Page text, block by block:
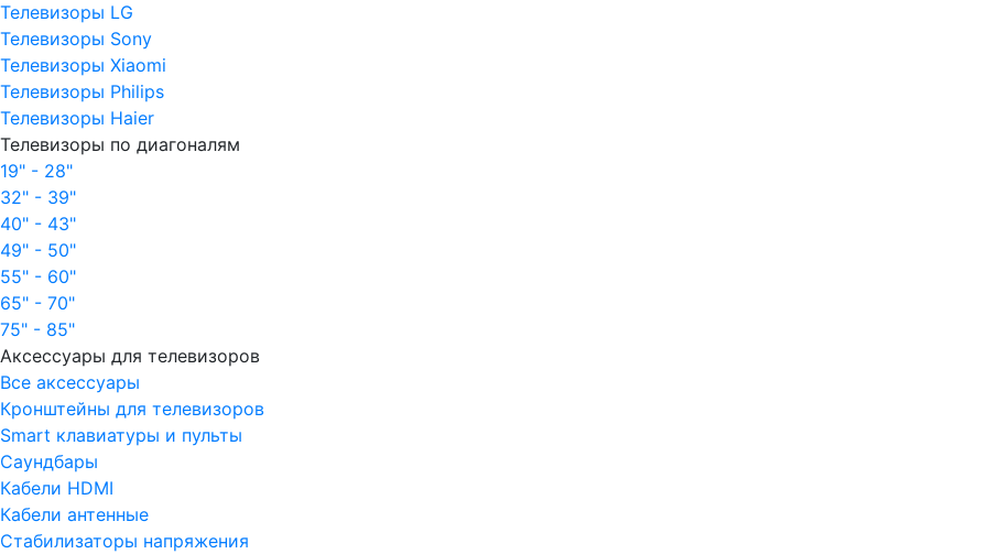
Телевизоры LG
Телевизоры Sony
Телевизоры Xiaomi
Телевизоры Philips
Телевизоры Haier
Телевизоры по диагоналям
19" - 28"
32" - 39"
40" - 43"
49" - 50"
55" - 60"
65" - 70"
75" - 85"
Аксессуары для телевизоров
Все аксессуары
Кронштейны для телевизоров
Smart клавиатуры и пульты
Саундбары
Кабели HDMI
Кабели антенные
Стабилизаторы напряжения